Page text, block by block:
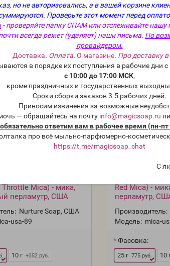
но не авторизовались, а в вашей корзине
Проверьте этот момент перед
- проверяйте папку СПАМ или отслеживайте нашу
всегда режет (удаляет) наши письма. По
провайдером.
Доставка. Оплата. О магазине. Про доставку
в порядке их поступления в рабочие дни
с 10:00 до 17:00 МСК,
кроме праздничных и государственных
Сроки сборки заказов 3-5 рабочих дней.
Приносим извинения за возможные
— обращайтесь на почту info@magicsoap.ru
ответим вам в рабочее время (пн-пт
про всё мыльно-парфюмерно-
https://t.me/magicsoap_chat
С
Throttle Mica) - мика,
перламутр, США
Nurture Soap, США
usa-89
10 г +352 руб.
Новинка
Red Mica) -
перламутр,
Производитель:
Модель: mica-
Фасовка:
25 г 775 руб. 10